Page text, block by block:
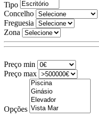
Tipo
Concelho
Freguesia
Zona
Preço min
Preço max
Opções